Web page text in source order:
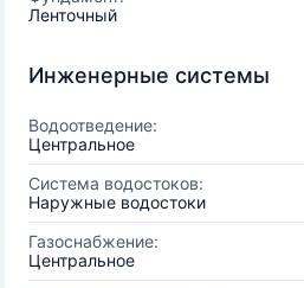
Ленточный
Инженерные системы
Водоотведение:
Центральное
Система водостоков:
Наружные водостоки
Газоснабжение:
Центральное